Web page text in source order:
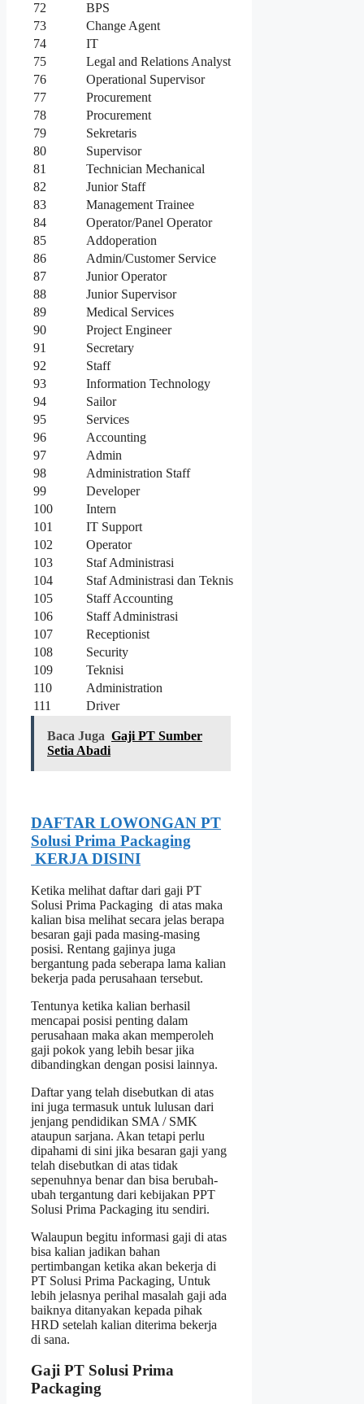
72
BPS
73
Change Agent
74
IT
75
Legal and Relations Analyst
76
Operational Supervisor
77
Procurement
78
Procurement
79
Sekretaris
80
Supervisor
81
Technician Mechanical
82
Junior Staff
83
Management Trainee
84
Operator/Panel Operator
85
Addoperation
86
Admin/Customer Service
87
Junior Operator
88
Junior Supervisor
89
Medical Services
90
Project Engineer
91
Secretary
92
Staff
93
Information Technology
94
Sailor
95
Services
96
Accounting
97
Admin
98
Administration Staff
99
Developer
100
Intern
101
IT Support
102
Operator
103
Staf Administrasi
104
Staf Administrasi dan Teknis
105
Staff Accounting
106
Staff Administrasi
107
Receptionist
108
Security
109
Teknisi
110
Administration
111
Driver
Baca Juga Gaji PT Sumber
Setia Abadi
DAFTAR LOWONGAN PT
Solusi Prima Packaging
KERJA DISINI
Ketika melihat daftar dari gaji PT
Solusi Prima Packaging di atas maka
kalian bisa melihat secara jelas berapa
besaran gaji pada masing-masing
posisi. Rentang gajinya juga
bergantung pada seberapa lama kalian
bekerja pada perusahaan tersebut.
Tentunya ketika kalian berhasil
mencapai posisi penting dalam
perusahaan maka akan memperoleh
gaji pokok yang lebih besar jika
dibandingkan dengan posisi lainnya.
Daftar yang telah disebutkan di atas
ini juga termasuk untuk lulusan dari
jenjang pendidikan SMA / SMK
ataupun sarjana. Akan tetapi perlu
dipahami di sini jika besaran gaji yang
telah disebutkan di atas tidak
sepenuhnya benar dan bisa berubah-
ubah tergantung dari kebijakan PPT
Solusi Prima Packaging itu sendiri.
Walaupun begitu informasi gaji di atas
bisa kalian jadikan bahan
pertimbangan ketika akan bekerja di
PT Solusi Prima Packaging, Untuk
lebih jelasnya perihal masalah gaji ada
baiknya ditanyakan kepada pihak
HRD setelah kalian diterima bekerja
di sana.
Gaji PT Solusi Prima
Packaging